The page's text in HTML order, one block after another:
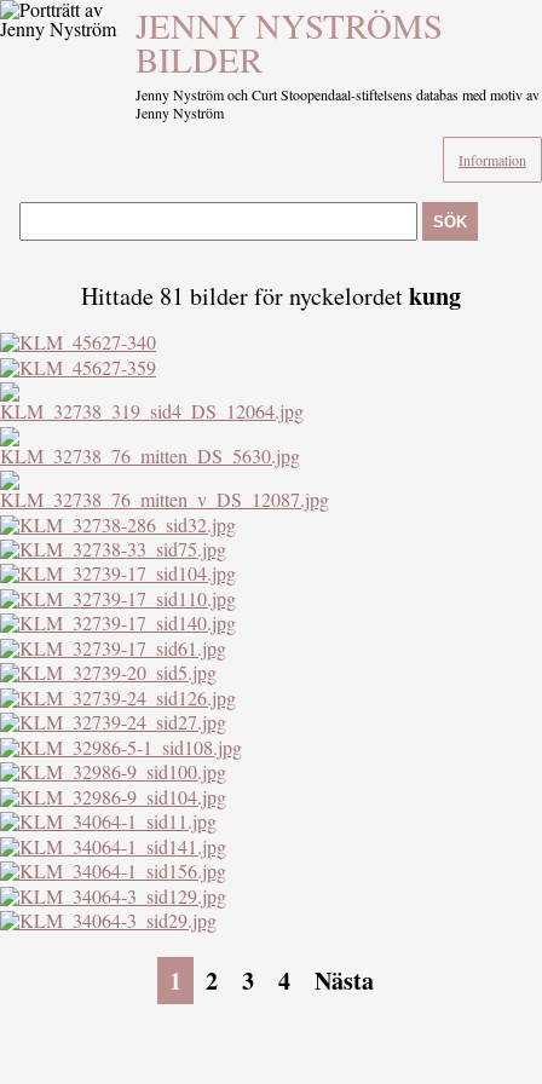
JENNY NYSTRÖMS
BILDER
Jenny Nyström och Curt Stoopendaal-stiftelsens databas med motiv av
Jenny Nyström
Information
SÖK
Hittade 81 bilder för nyckelordetkung
1 2 3 4 Nästa